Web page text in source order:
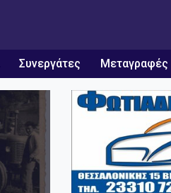
Συνεργάτες Μεταγραφές